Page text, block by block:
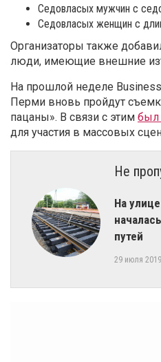
Седовласых мужчин с
Седовласых женщин с
Организаторы также
люди, имеющие внешние
На прошлой неделе
Перми вновь пройдут
пацаны». В связи с этим был
для участия в массовых
Не
На
путей
29 июля